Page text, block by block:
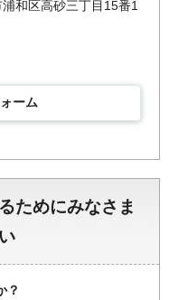
和区高砂三丁目15番1
ーム
ためにみなさま
？